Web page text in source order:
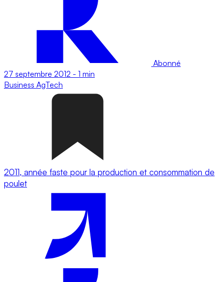
Abonné
27 septembre 2012 - 1 min
Business AgTech
2011, année faste pour la production et consommation de
poulet